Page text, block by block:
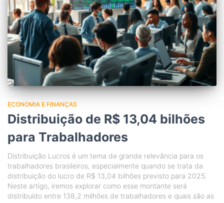
ECONOMIA E FINANÇAS
Distribuição de R$ 13,04 bilhões
para Trabalhadores
Distribuição Lucros é um tema de grande relevância para os
trabalhadores brasileiros, especialmente quando se trata da
distribuição do lucro de R$ 13,04 bilhões previsto para 2025.
Neste artigo, iremos explorar como esse montante será
distribuído entre 138,2 milhões de trabalhadores e quais são as